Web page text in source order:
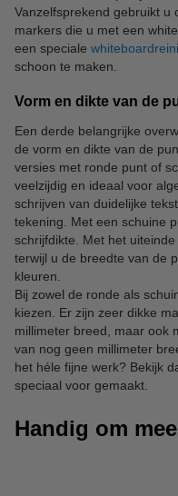
Vanzelfsprekend gebruikt u
markers die u met een
een speciale
schoon te maken.
Vorm en dikte van de
Een derde belangrijke
de vorm en dikte van de
versies met ronde punt of
veelzijdig en ideaal voor
schrijven van duidelijke
tekening. Met een schuine
schrijfdikte. Met het
terwijl u de breedte van de
kleuren.
Bij zowel de ronde als
kiezen. Er zijn zeer dikke
millimeter breed, maar ook
van nog geen millimeter
het héle fijne werk? Bekijk
speciaal voor gemaakt.
Handig om